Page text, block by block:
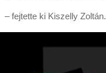
– fejtette ki Kiszelly Zoltán.